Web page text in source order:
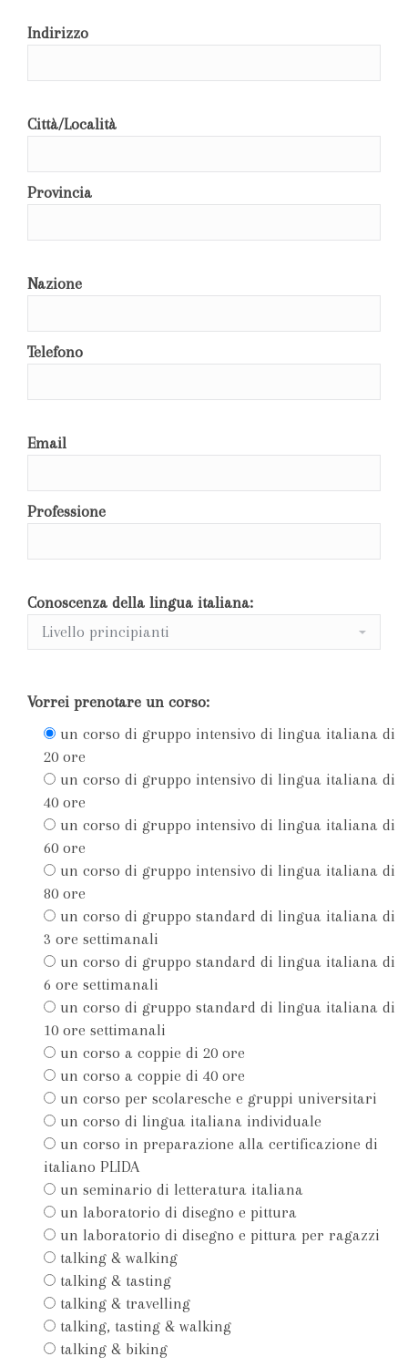
Indirizzo
Città/Località
Provincia
Nazione
Telefono
Email
Professione
Conoscenza della lingua italiana:
Vorrei prenotare un corso:
un corso di gruppo intensivo di lingua italiana di
20 ore
un corso di gruppo intensivo di lingua italiana di
40 ore
un corso di gruppo intensivo di lingua italiana di
60 ore
un corso di gruppo intensivo di lingua italiana di
80 ore
un corso di gruppo standard di lingua italiana di
3 ore settimanali
un corso di gruppo standard di lingua italiana di
6 ore settimanali
un corso di gruppo standard di lingua italiana di
10 ore settimanali
un corso a coppie di 20 ore
un corso a coppie di 40 ore
un corso per scolaresche e gruppi universitari
un corso di lingua italiana individuale
un corso in preparazione alla certificazione di
italiano PLIDA
un seminario di letteratura italiana
un laboratorio di disegno e pittura
un laboratorio di disegno e pittura per ragazzi
talking & walking
talking & tasting
talking & travelling
talking, tasting & walking
talking & biking